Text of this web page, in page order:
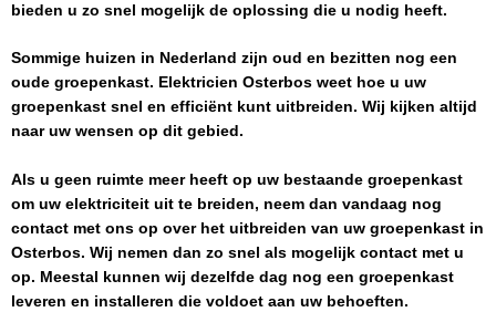
bieden u zo snel mogelijk de oplossing die u nodig heeft.
Sommige huizen in Nederland zijn oud en bezitten nog een
oude groepenkast. Elektricien Osterbos weet hoe u uw
groepenkast snel en efficiënt kunt uitbreiden. Wij kijken altijd
naar uw wensen op dit gebied.
Als u geen ruimte meer heeft op uw bestaande groepenkast
om uw elektriciteit uit te breiden, neem dan vandaag nog
contact met ons op over het uitbreiden van uw groepenkast in
Osterbos. Wij nemen dan zo snel als mogelijk contact met u
op. Meestal kunnen wij dezelfde dag nog een groepenkast
leveren en installeren die voldoet aan uw behoeften.